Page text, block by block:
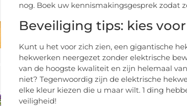
nog. Boek uw kennismakingsgesprek zodat
Beveiliging tips: kies
Kunt u het voor zich zien, een gigantische
hekwerken neergezet zonder elektrische
van de hoogste kwaliteit en zijn helemaal
niet? Tegenwoordig zijn de elektrische
elke kleur kiezen die u maar wilt. 1 ding
veiligheid!